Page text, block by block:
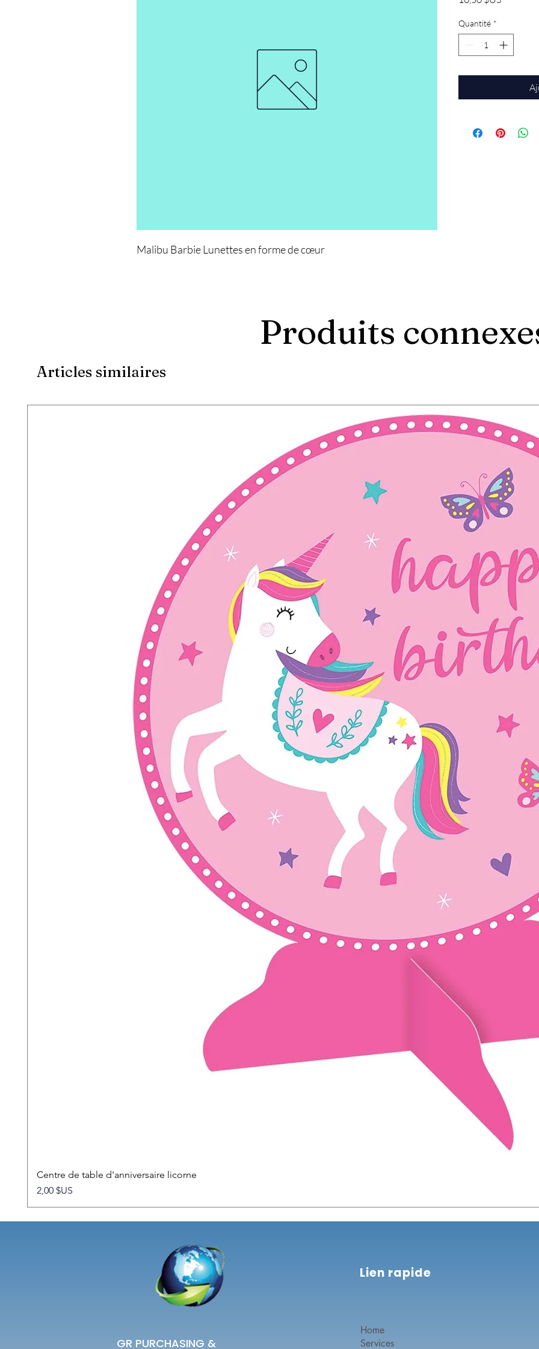
Malibu Barbie Lunettes en forme de cœur
Quantité *
Produits
Articles similaires
Centre de table d'anniversaire licorne
Prix
2,00 $US
GR PURCHASING &
Lien rapide
Home
Services